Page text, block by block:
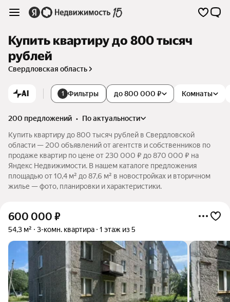
Купить квартиру до 800 тысяч
рублей
Свердловская область
AI 1 Фильтры Комнаты
до 800 000 ₽
200 предложений •
по актуальности
Купить квартиру до 800 тысяч рублей в Свердловской
области — 200 объявлений от агентств и собственников по
продаже квартир по цене от 230 000 ₽ до 870 000 ₽ на
Яндекс Недвижимости. В нашем каталоге предложения
площадью от 10,4 м² до 87,6 м² в новостройках и вторичном
жилье — фото, планировки и характеристики.
600 000 ₽
54,3 м² 3-комн. квартира 1 этаж из 5